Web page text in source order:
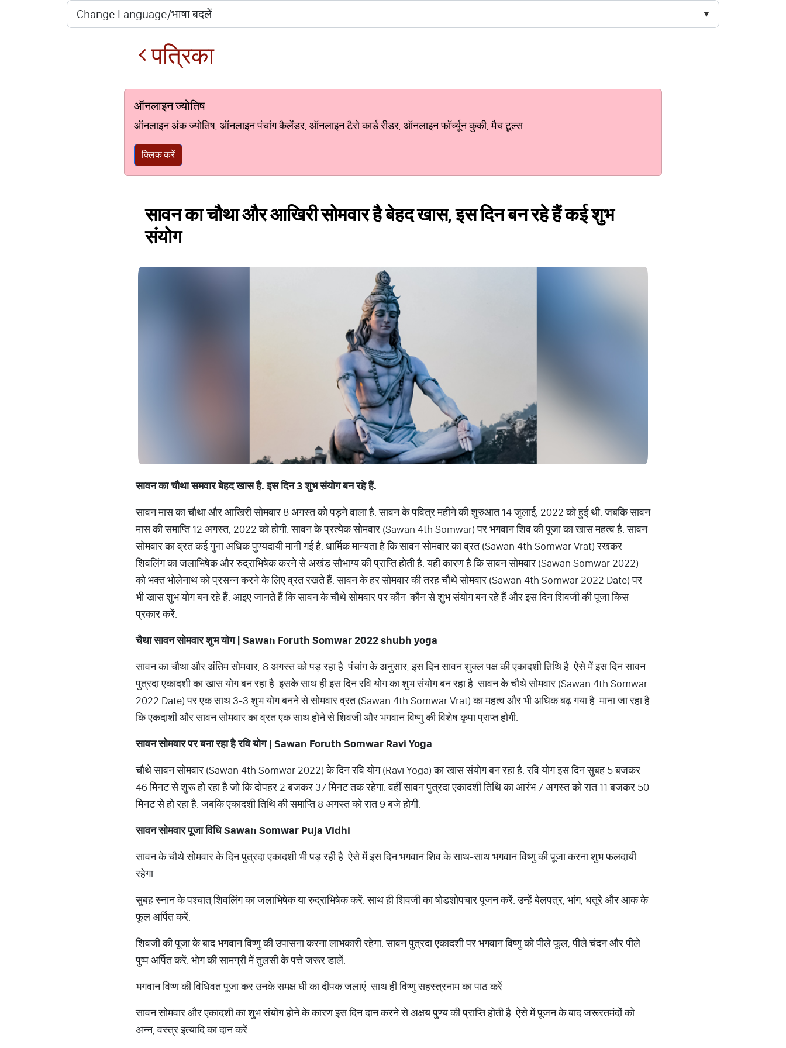
पत्रिका
ऑनलाइन ज्योतिष
ऑनलाइन अंक ज्योतिष, ऑनलाइन पंचांग कैलेंडर, ऑनलाइन टैरो कार्ड रीडर, ऑनलाइन फॉर्च्यून कुकी, मैच टूल्स
क्लिक करें
सावन का चौथा और आखिरी सोमवार है बेहद खास, इस दिन बन रहे हैं कई शुभ
संयोग
सावन का चौथा समवार बेहद खास है. इस दिन 3 शुभ संयोग बन रहे हैं.
सावन मास का चौथा और आखिरी सोमवार 8 अगस्त को पड़ने वाला है. सावन के पवित्र महीने की शुरुआत 14 जुलाई, 2022 को हुई थी. जबकि सावन
मास की समाप्ति 12 अगस्त, 2022 को होगी. सावन के प्रत्येक सोमवार (Sawan 4th Somwar) पर भगवान शिव की पूजा का खास महत्व है. सावन
सोमवार का व्रत कई गुना अधिक पुण्यदायी मानी गई है. धार्मिक मान्यता है कि सावन सोमवार का व्रत (Sawan 4th Somwar Vrat) रखकर
शिवलिंग का जलाभिषेक और रुद्राभिषेक करने से अखंड सौभाग्य की प्राप्ति होती है. यही कारण है कि सावन सोमवार (Sawan Somwar 2022)
को भक्त भोलेनाथ को प्रसन्न करने के लिए व्रत रखते हैं. सावन के हर सोमवार की तरह चौथे सोमवार (Sawan 4th Somwar 2022 Date) पर
भी खास शुभ योग बन रहे हैं. आइए जानते हैं कि सावन के चौथे सोमवार पर कौन-कौन से शुभ संयोग बन रहे हैं और इस दिन शिवजी की पूजा किस
प्रकार करें.
चैथा सावन सोमवार शुभ योग| Sawan Foruth Somwar 2022 shubh yoga
सावन का चौथा और अंतिम सोमवार, 8 अगस्त को पड़ रहा है. पंचांग के अनुसार, इस दिन सावन शुक्ल पक्ष की एकादशी तिथि है. ऐसे में इस दिन सावन
पुत्रदा एकादशी का खास योग बन रहा है. इसके साथ ही इस दिन रवि योग का शुभ संयोग बन रहा है. सावन के चौथे सोमवार (Sawan 4th Somwar
2022 Date) पर एक साथ 3-3 शुभ योग बनने से सोमवार व्रत (Sawan 4th Somwar Vrat) का महत्व और भी अधिक बढ़ गया है. माना जा रहा है
कि एकदाशी और सावन सोमवार का व्रत एक साथ होने से शिवजी और भगवान विष्णु की विशेष कृपा प्राप्त होगी.
सावन सोमवार पर बना रहा है रवि योग| Sawan Foruth Somwar Ravi Yoga
चौथे सावन सोमवार (Sawan 4th Somwar 2022) के दिन रवि योग (Ravi Yoga) का खास संयोग बन रहा है. रवि योग इस दिन सुबह 5 बजकर
46 मिनट से शुरू हो रहा है जो कि दोपहर 2 बजकर 37 मिनट तक रहेगा. वहीं सावन पुत्रदा एकादशी तिथि का आरंभ 7 अगस्त को रात 11 बजकर 50
मिनट से हो रहा है. जबकि एकादशी तिथि की समाप्ति 8 अगस्त को रात 9 बजे होगी.
सावन सोमवार पूजा विधिSawan Somwar Puja Vidhi
सावन के चौथे सोमवार के दिन पुत्रदा एकादशी भी पड़ रही है. ऐसे में इस दिन भगवान शिव के साथ-साथ भगवान विष्णु की पूजा करना शुभ फलदायी
रहेगा.
सुबह स्नान के पश्चात् शिवलिंग का जलाभिषेक या रुद्राभिषेक करें. साथ ही शिवजी का षोडशोपचार पूजन करें. उन्हें बेलपत्र, भांग, धतूरे और आक के
फूल अर्पित करें.
शिवजी की पूजा के बाद भगवान विष्णु की उपासना करना लाभकारी रहेगा. सावन पुत्रदा एकादशी पर भगवान विष्णु को पीले फूल, पीले चंदन और पीले
पुष्प अर्पित करें. भोग की सामग्री में तुलसी के पत्ते जरूर डालें.
भगवान विष्ण की विधिवत पूजा कर उनके समक्ष घी का दीपक जलाएं. साथ ही विष्णु सहस्त्रनाम का पाठ करें.
सावन सोमवार और एकादशी का शुभ संयोग होने के कारण इस दिन दान करने से अक्षय पुण्य की प्राप्ति होती है. ऐसे में पूजन के बाद जरूरतमंदों को
अन्न, वस्त्र इत्यादि का दान करें.